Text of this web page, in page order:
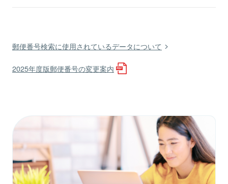
郵便番号検索に使用されているデータについて
2025年度版郵便番号の変更案内